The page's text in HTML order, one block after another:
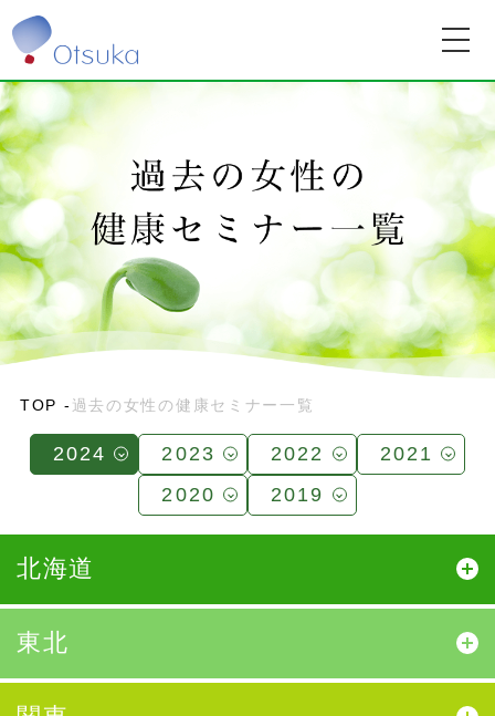
TOP 過去の女性の健康セミナー一覧
2024 2023 2022
2021
2020
2019
北海道
東北